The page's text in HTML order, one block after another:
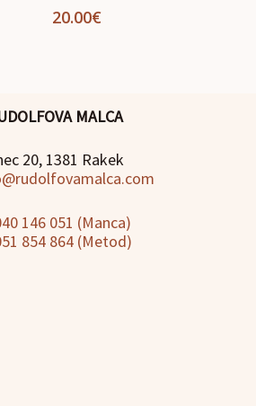
20.00€
MALCA
20, 1381 Rakek
146 051 (Manca)
854 864 (Metod)